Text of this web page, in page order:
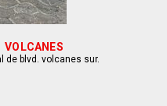
de blvd. volcanes sur.